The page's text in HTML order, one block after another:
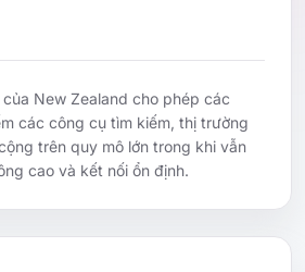
New Zealand cho phép các
các công cụ tìm kiếm, thị trường
trên quy mô lớn trong khi vẫn
cao và kết nối ổn định.